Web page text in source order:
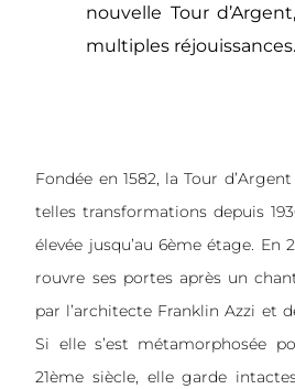
nouvelle Tour
multiples réjouissances.
Fondée en 1582, la Tour
telles transformations depuis
élevée jusqu’au 6ème étage.
rouvre ses portes après un
par l’architecte Franklin Azzi et
Si elle s’est métamorphosée
21ème siècle, elle garde